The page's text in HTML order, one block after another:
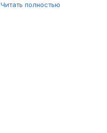
Читать полностью